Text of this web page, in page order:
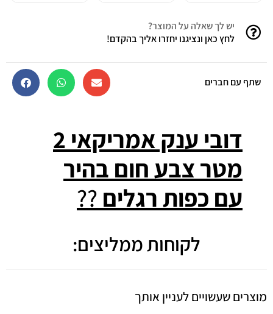
יש לך שאלה על המוצר?
לחץ כאן ונציגנו יחזרו אליך בהקדם!
שתף עם חברים
דובי ענק אמריקאי 2
מטר צבע חום בהיר
עם כפות רגלים ??
לקוחות ממליצים:
מוצרים שעשויים לעניין אותך